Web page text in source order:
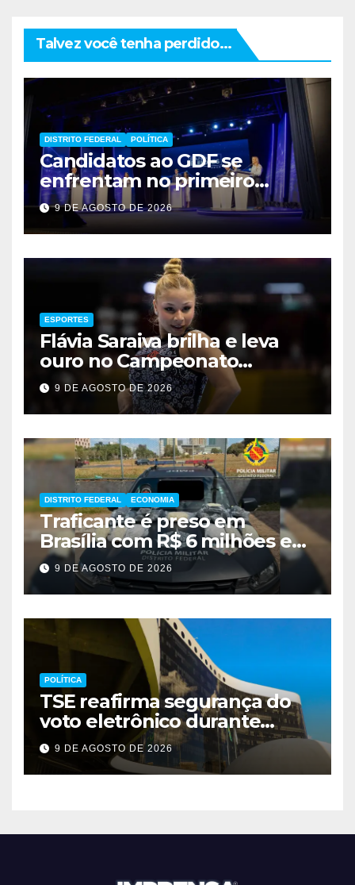
Talvez você tenha perdido...
DISTRITO FEDERAL POLÍTICA
Candidatos ao GDF se
enfrentam no primeiro
debate de 2026
9 DE AGOSTO DE 2026
ESPORTES
Flávia Saraiva brilha e leva
ouro no Campeonato
Brasileiro de Ginástica
9 DE AGOSTO DE 2026
DISTRITO FEDERAL ECONOMIA
Traficante é preso em
Brasília com R$ 6 milhões em
metanfetamina
9 DE AGOSTO DE 2026
POLÍTICA
TSE reafirma segurança do
voto eletrônico durante
evento em Brasília
9 DE AGOSTO DE 2026